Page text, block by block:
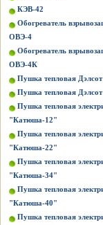
КЭВ-42
Обогреватель
ОВЭ-4
Обогреватель
ОВЭ-4К
Пушка тепловая
Пушка тепловая
Пушка тепловая
"Катюша-12"
Пушка тепловая
"Катюша-22"
Пушка тепловая
"Катюша-34"
Пушка тепловая
"Катюша-40"
Пушка тепловая